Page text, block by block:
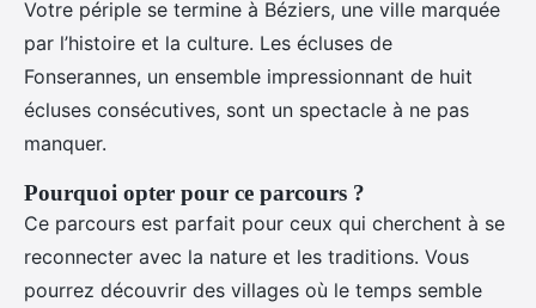
Votre périple se termine à Béziers, une ville marquée
par l’histoire et la culture. Les écluses de
Fonserannes, un ensemble impressionnant de huit
écluses consécutives, sont un spectacle à ne pas
manquer.
Pourquoi opter pour ce parcours ?
Ce parcours est parfait pour ceux qui cherchent à se
reconnecter avec la nature et les traditions. Vous
pourrez découvrir des villages où le temps semble